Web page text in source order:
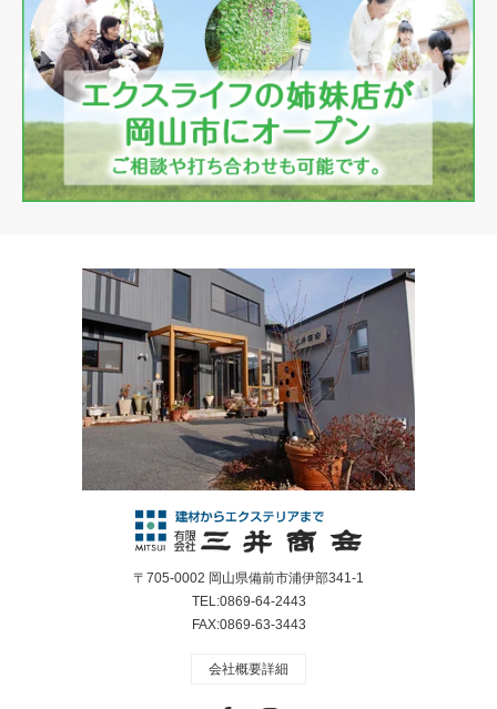
〒705-0002 岡山県備前市浦伊部341-1
TEL:0869-64-2443
FAX:0869-63-3443
会社概要詳細